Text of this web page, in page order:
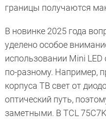
границы получаются
В новинке 2025 года
уделено особое
использовании Mini
по-разному. Например,
корпуса ТВ свет от
оптический путь,
заметными. В TCL